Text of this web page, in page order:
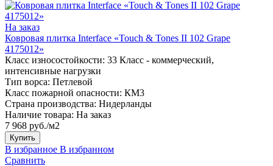
На заказ
Ковровая плитка Interface «Touch & Tones II 102 Grape
4175012»
Класс износостойкости: 33 Класс - коммерческий,
интенсивные нагрузки
Тип ворса: Петлевой
Класс пожарной опасности: КМ3
Страна производства: Нидерланды
Наличие товара: На заказ
7 968 руб./м2
Купить
В избранное В избранном
Сравнить